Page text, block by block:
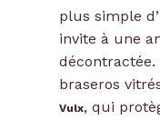
plus simple
invite à une
décontractée.
braseros
Vulx, qui